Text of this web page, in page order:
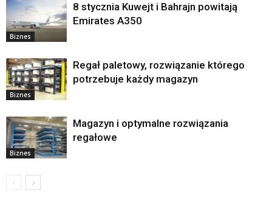
Biznes
8 stycznia Kuwejt i Bahrajn powitają
Emirates A350
Biznes
Regał paletowy, rozwiązanie którego
potrzebuje każdy magazyn
Biznes
Magazyn i optymalne rozwiązania
regałowe